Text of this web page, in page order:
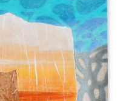
OEUVRES
ET RELIEFS